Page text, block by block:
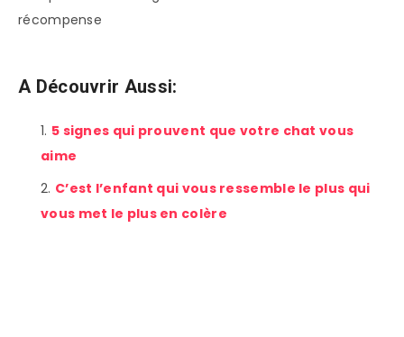
récompense
A Découvrir Aussi:
5 signes qui prouvent que votre chat vous
aime
C’est l’enfant qui vous ressemble le plus qui
vous met le plus en colère